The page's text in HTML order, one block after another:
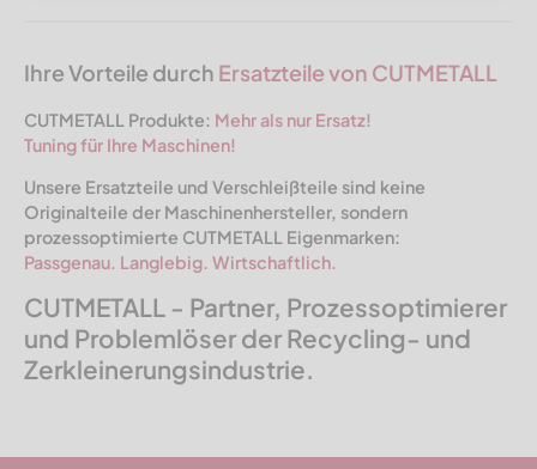
Ihre Vorteile durch Ersatzteile von CUTMETALL
CUTMETALL Produkte: Mehr als nur Ersatz!
Tuning für Ihre Maschinen!
Unsere Ersatzteile und Verschleißteile sind keine
Originalteile der Maschinen­hersteller, sondern
prozessoptimierte CUTMETALL Eigenmarken:
Passgenau. Langlebig. Wirtschaftlich.
CUTMETALL - Partner, Prozessoptimierer
und Problemlöser der Recycling- und
Zerkleinerungsindustrie.